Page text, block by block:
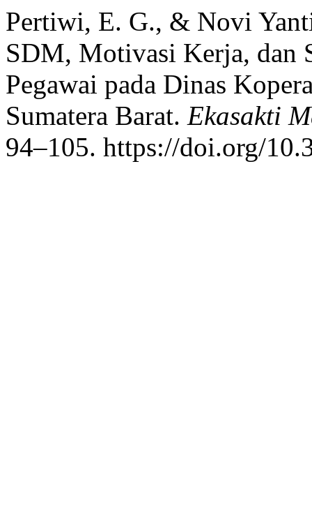
Pertiwi, E. G., & Novi
SDM, Motivasi Kerja, dan
Pegawai pada Dinas
Sumatera Barat. Ekasakti
94–105. https://doi.org/